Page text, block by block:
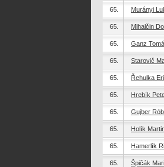
65. Murányi
65. Mihalčin
65. Ganz
65. Starovič
65. Řehulka
65. Hrebík
65. Gujber
65. Holík
65. Hamerlík
65. Špičák